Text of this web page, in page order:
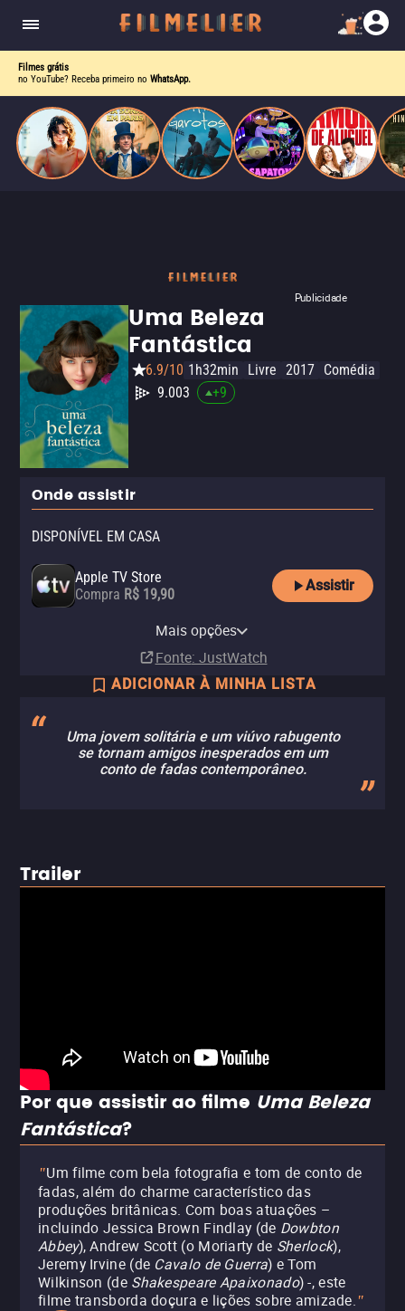
Filmes grátis
no YouTube? Receba primeiro no WhatsApp.
Publicidade
Uma Beleza
Fantástica
6.9/10 1h32min Livre 2017 Comédia
9.003
+9
Onde assistir
DISPONÍVEL EM CASA
Apple TV Store
Compra R$ 19,90
Assistir
Mais opções
Fonte: JustWatch
ADICIONAR À MINHA LISTA
Uma jovem solitária e um viúvo rabugento
se tornam amigos inesperados em um
conto de fadas contemporâneo.
Trailer
Por que assistir ao filme Uma Beleza
Fantástica?
"Um filme com bela fotografia e tom de conto de
fadas, além do charme característico das
produções britânicas. Com boas atuações –
incluindo Jessica Brown Findlay (de Dowbton
Abbey), Andrew Scott (o Moriarty de Sherlock),
Jeremy Irvine (de Cavalo de Guerra) e Tom
Wilkinson (de Shakespeare Apaixonado) -, este
filme transborda doçura e lições sobre amizade."
escrevia e a vida real começa a desaparecer.